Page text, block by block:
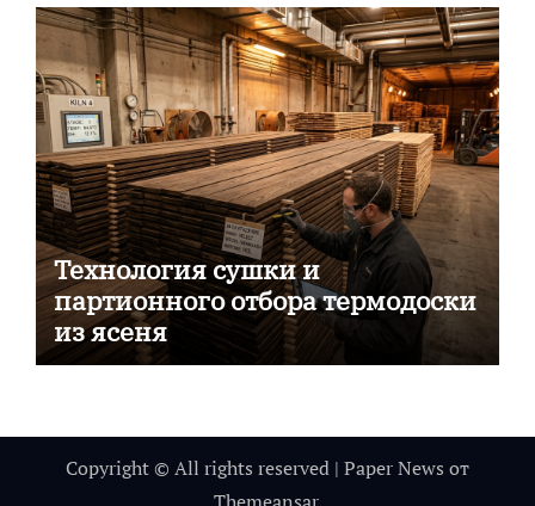
Технология сушки и
партионного отбора термодоски
из ясеня
Copyright © All rights reserved | Paper News от